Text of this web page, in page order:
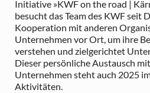
Initiative »KWF on the road |
besucht das Team des KWF seit
Kooperation mit anderen
Unternehmen vor Ort, um ihre
verstehen und zielgerichtet
Dieser persönliche Austausch
Unternehmen steht auch 2025
Aktivitäten.